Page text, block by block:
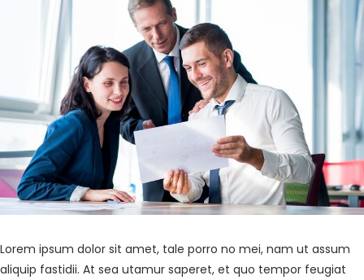
Lorem ipsum dolor sit amet, tale porro no mei, nam ut assum
aliquip fastidii. At sea utamur saperet, et quo tempor feugiat